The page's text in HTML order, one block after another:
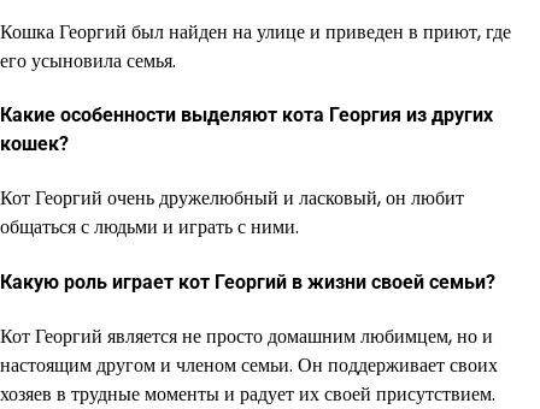
Кошка Георгий был найден на улице и приведен в приют, где
его усыновила семья.
Какие особенности выделяют кота Георгия из других
кошек?
Кот Георгий очень дружелюбный и ласковый, он любит
общаться с людьми и играть с ними.
Какую роль играет кот Георгий в жизни своей семьи?
Кот Георгий является не просто домашним любимцем, но и
настоящим другом и членом семьи. Он поддерживает своих
хозяев в трудные моменты и радует их своей присутствием.